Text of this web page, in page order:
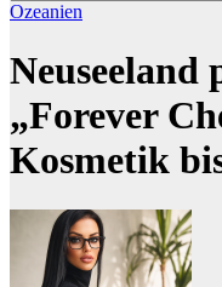
Ozeanien
Neuseeland
„Forever
Kosmetik